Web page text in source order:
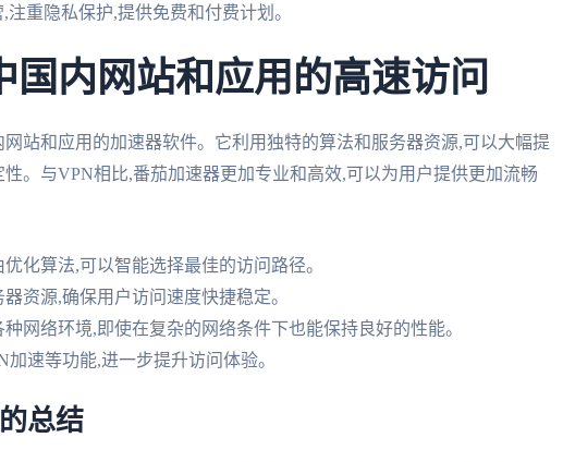
注重隐私保护,提供免费和付费计划。
国内网站和应用的高速访问
站和应用的加速器软件。它利用独特的算法和服务器资源,可以大幅提
。与VPN相比,番茄加速器更加专业和高效,可以为用户提供更加流畅
化算法,可以智能选择最佳的访问路径。
资源,确保用户访问速度快捷稳定。
网络环境,即使在复杂的网络条件下也能保持良好的性能。
速等功能,进一步提升访问体验。
总结